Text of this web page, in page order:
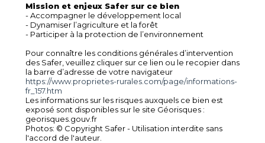
Mission et enjeux Safer sur ce bien
- Accompagner le développement local
- Dynamiser l’agriculture et la forêt
- Participer à la protection de l’environnement
Pour connaître les conditions générales d’intervention
des Safer, veuillez cliquer sur ce lien ou le recopier dans
la barre d’adresse de votre navigateur
https://www.proprietes-rurales.com/page/informations-
fr_157.htm
Les informations sur les risques auxquels ce bien est
exposé sont disponibles sur le site Géorisques :
georisques.gouv.fr
Photos: © Copyright Safer - Utilisation interdite sans
l'accord de l'auteur.